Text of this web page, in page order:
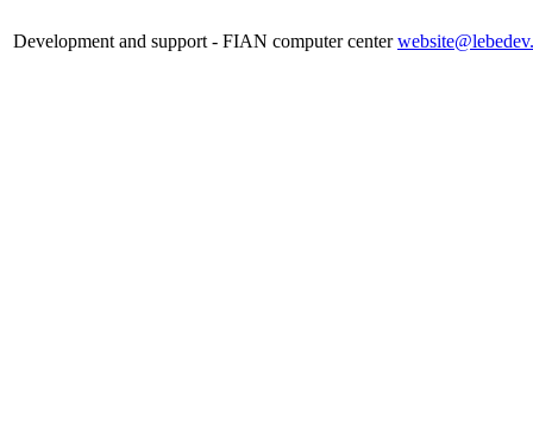
Development and support - FIAN computer center